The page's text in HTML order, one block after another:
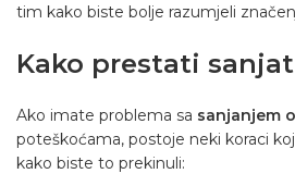
tim kako biste bolje razumjeli
Kako prestati
Ako imate problema sa sanjanjem
poteškoćama, postoje neki koraci
kako biste to prekinuli: